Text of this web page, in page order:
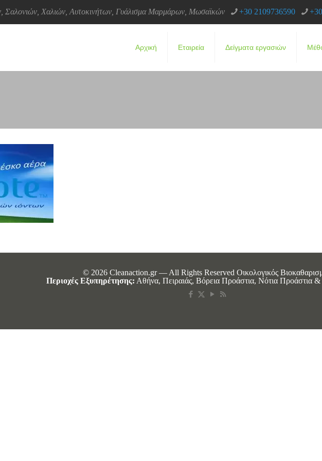
Σαλονιών, Χαλιών, Αυτοκινήτων, Γυάλισμα Μαρμάρων, Μωσαϊκών +30 2109736590
Αρχική Εταιρεία Δείγματα εργασιών
© 2026 Cleanaction.gr — All Rights Reserved Οικολογικός
Περιοχές Εξυπηρέτησης: Αθήνα, Πειραιάς, Βόρεια Προάστια, Νότια Προάστια &